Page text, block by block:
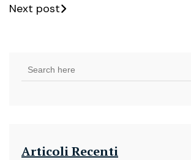
Articoli Recenti
Next post